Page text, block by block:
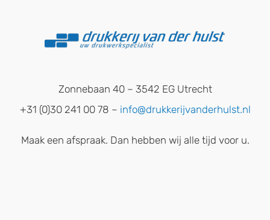
Zonnebaan 40 – 3542 EG Utrecht
+31 (0)30 241 00 78 – info@drukkerijvanderhulst.nl
Maak een afspraak. Dan hebben wij alle tijd voor u.